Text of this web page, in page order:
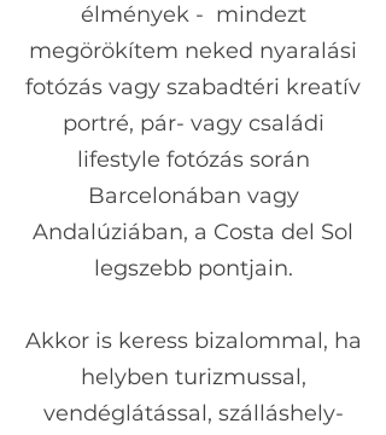
élmények - mindezt
megörökítem neked nyaralási
fotózás vagy szabadtéri kreatív
portré, pár- vagy családi
lifestyle fotózás során
Barcelonában vagy
Andalúziában, a Costa del Sol
legszebb pontjain.
Akkor is keress bizalommal, ha
helyben turizmussal,
vendéglátással, szálláshely-